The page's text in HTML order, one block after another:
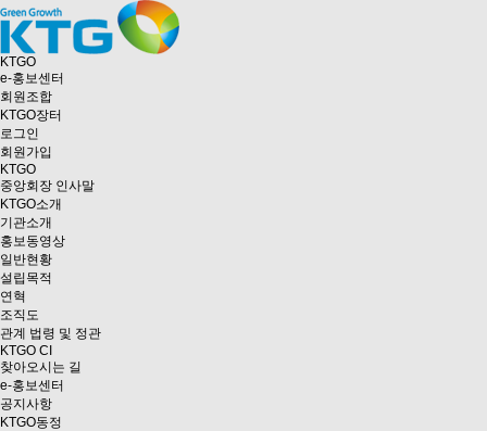
KTGO
e-홍보센터
회원조합
KTGO장터
로그인
회원가입
KTGO
중앙회장 인사말
KTGO소개
기관소개
홍보동영상
일반현황
설립목적
연혁
조직도
관계 법령 및 정관
KTGO CI
찾아오시는 길
e-홍보센터
공지사항
KTGO동정